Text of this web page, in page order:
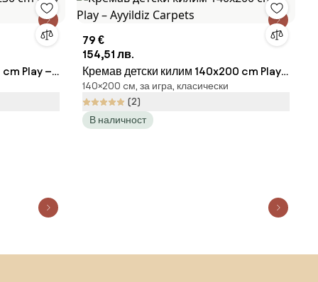
cm Play –
79 €
154,51 лв.
Кремав детски килим 140x200 cm Play
– Ayyildiz Carpets
140×200 cм, за игра, класически
(2)
В наличност